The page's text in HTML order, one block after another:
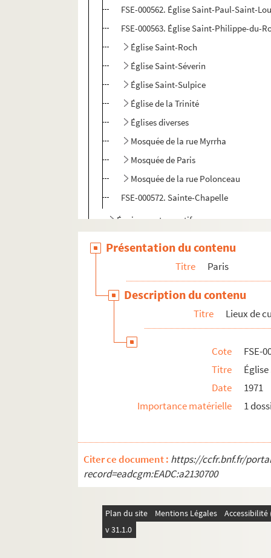
FSE-000562. Église Saint-Paul-Saint-
FSE-000563. Église Saint-Philippe-du-
Église Saint-Roch
Église Saint-Séverin
Église Saint-Sulpice
Église de la Trinité
Églises diverses
Mosquée de la rue Myrrha
Mosquée de Paris
Mosquée de la rue Polonceau
FSE-000572. Sainte-Chapelle
Équipements sportifs
Villejuif
Présentation du contenu
Titre Paris
Description du contenu
Titre Lieux de
Cote
FSE-
Titre
Date
1971
Importance matérielle
1
Citer ce document : https://ccfr.bnf.fr/
record=eadcgm:EADC:a2130700
Plan du site Mentions Légales
v 31.1.0